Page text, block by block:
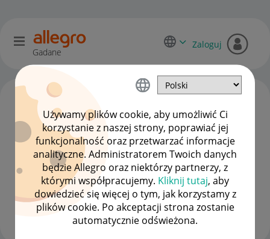
Używamy plików cookie, aby umożliwić Ci
korzystanie z naszej strony, poprawiać jej
funkcjonalność oraz przetwarzać informacje
analityczne. Administratorem Twoich danych
będzie Allegro oraz niektórzy partnerzy, z
którymi współpracujemy. Kliknij tutaj, aby
dowiedzieć się więcej o tym, jak korzystamy z
plików cookie. Po akceptacji strona zostanie
automatycznie odświeżona.
Gadane
Zaloguj
Silentscream
#7 Wielbiciel